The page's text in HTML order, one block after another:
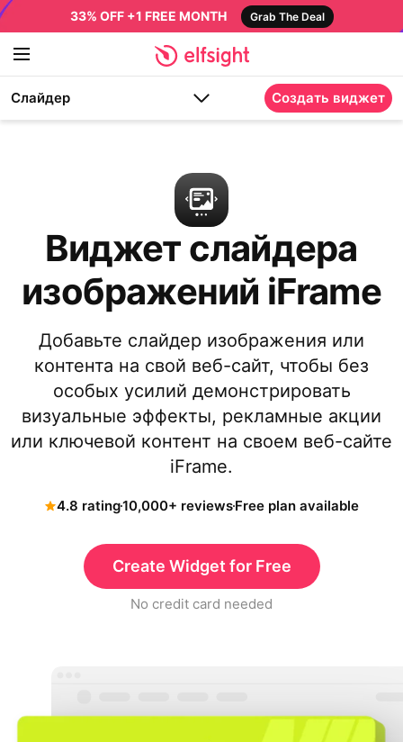
33% OFF +1 FREE MONTH Grab The Deal
Слайдер Создать виджет
Виджет слайдера
изображений iFrame
Добавьте слайдер изображения или
контента на свой веб-сайт, чтобы без
особых усилий демонстрировать
визуальные эффекты, рекламные акции
или ключевой контент на своем веб-сайте
iFrame.
4.8 rating10,000+ reviewsFree plan available
Create Widget for Free
No credit card needed